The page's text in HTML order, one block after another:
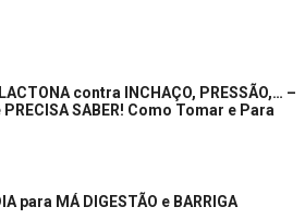
contra INCHAÇO, PRESSÃO,… –
PRECISA SABER! Como Tomar e Para
para MÁ DIGESTÃO e BARRIGA